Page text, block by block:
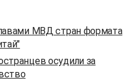
МВД стран формата
осудили за